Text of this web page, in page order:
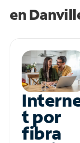
en
t por
fibra